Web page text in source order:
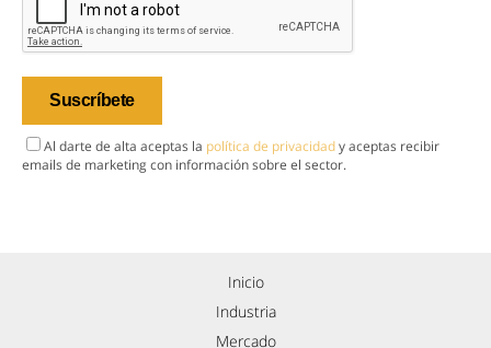
Al darte de alta aceptas la política de privacidady aceptas recibir
emails de marketing con información sobre el sector.
Inicio
Industria
Mercado